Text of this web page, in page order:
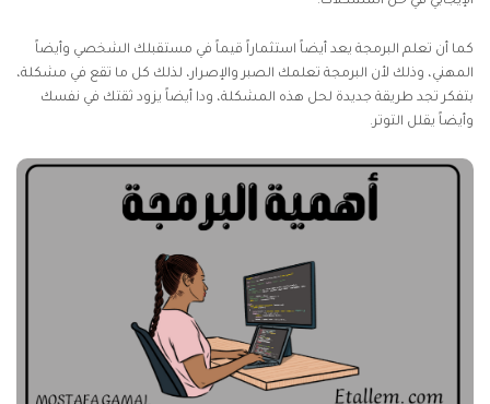
كما أن تعلم البرمجة يعد أيضاً استثماراً قيماً في مستقبلك الشخصي وأيضاً
المهني، وذلك لأن البرمجة تعلمك الصبر والإصرار، لذلك كل ما تقع في مشكلة،
بتفكر تجد طريقة جديدة لحل هذه المشكلة، ودا أيضاً يزود ثقتك في نفسك
وأيضاً يقلل التوتر.